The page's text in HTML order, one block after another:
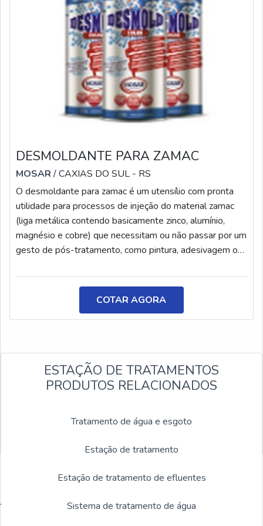
DESMOLDANTE PARA ZAMAC
MOSAR/ CAXIAS DO SUL - RS
O desmoldante para zamac é um utensílio com pronta
utilidade para processos de injeção do material zamac
(liga metálica contendo basicamente zinco, alumínio,
magnésio e cobre) que necessitam ou não passar por um
gesto de pós-tratamento, como pintura, adesivagem ou
a extração da peça injetada da cavidade, evitando
quebras e defeitos, e mantendo um excelente
acabamento superficial do produto
final.CARACTERÍSTICAS DO PRODUTOO desmoldante
COTAR AGORA
ESTAÇÃO DE TRATAMENTOS
PRODUTOS RELACIONADOS
Tratamento de água e esgoto
Estação de tratamento
Estação de tratamento de efluentes
Sistema de tratamento de água
ILUSTRATIVAS REFERENTE A
TRATAMENTO DE ÁGUA DE